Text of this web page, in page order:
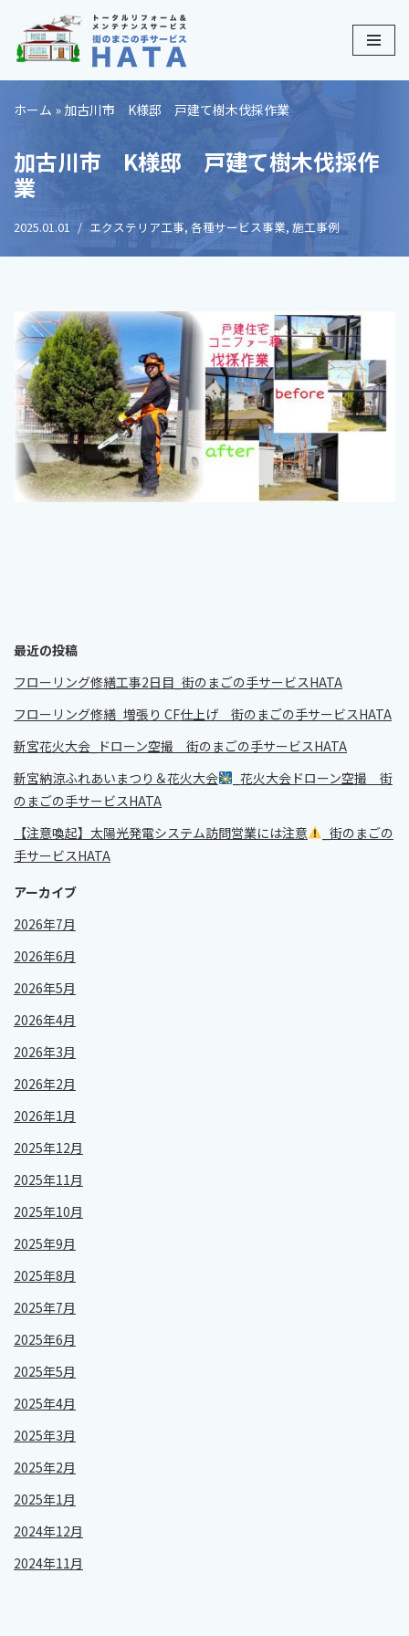
コ
ン
へ
ス
ッ
プ
ホーム » 加古川市 K様邸 戸建て樹木伐採作業
加古川市 K様邸 戸建て樹木伐採作
業
2025.01.01 エクステリア工事, 各種サービス事業, 施工事例
最近の投稿
フローリング修繕工事2日目_街のまごの手サービスHATA
フローリング修繕_増張り CF仕上げ 街のまごの手サービスHATA
新宮花火大会_ドローン空撮 街のまごの手サービスHATA
新宮納涼ふれあいまつり＆花火大会
_花火大会ドローン空撮 街
のまごの手サービスHATA
【注意喚起】太陽光発電システム訪問営業には注意
_街のまごの
手サービスHATA
アーカイブ
2026年7月
2026年6月
2026年5月
2026年4月
2026年3月
2026年2月
2026年1月
2025年12月
2025年11月
2025年10月
2025年9月
2025年8月
2025年7月
2025年6月
2025年5月
2025年4月
2025年3月
2025年2月
2025年1月
2024年12月
2024年11月